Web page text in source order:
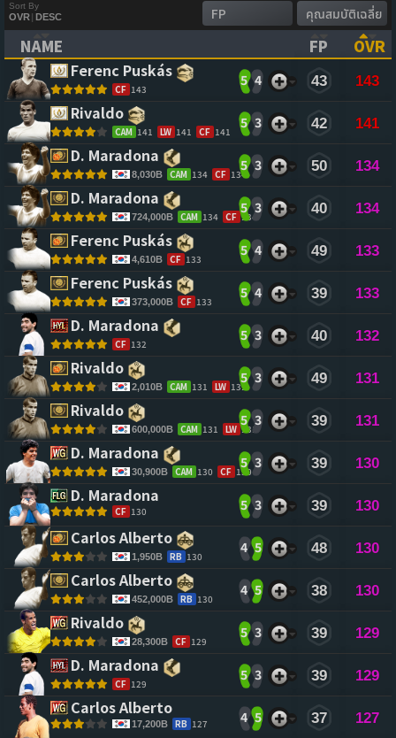
Sort By
OVR| DESC
NAME
(CLICK TO CLEAR SORTING)
FP
OVR
Ferenc Puskás
CF 143
5 4 43 143
Rivaldo
CAM 141 LW 141 CF 141
5 3 42 141
D. Maradona
8,030B CAM 134 CF 134
5 3 50 134
D. Maradona
724,000B CAM 134 CF 134
5 3 40 134
Ferenc Puskás
4,610B CF 133
5 4 49 133
Ferenc Puskás
373,000B CF 133
5 4 39 133
D. Maradona
CF 132
5 3 40 132
Rivaldo
2,010B CAM 131 LW 131
5 3 49 131
Rivaldo
600,000B CAM 131 LW 131
5 3 39 131
D. Maradona
30,900B CAM 130 CF 130
5 3 39 130
D. Maradona
CF 130 5 3 39 130
Carlos Alberto
1,950B RB 130
4 5 48 130
Carlos Alberto
452,000B RB 130
4 5 38 130
Rivaldo
28,300B CF 129
5 3 39 129
D. Maradona
CF 129
5 3 39 129
Carlos Alberto
17,200B RB 127 4 5 37 127